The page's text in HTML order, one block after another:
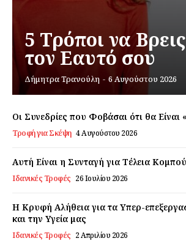
Εγγραφείτε τώρα!
Daily Food
Αποποίηση Ευθυνών
Ο λογαριασμός μου
5 Τρόποι να
τον Εαυτό σου
Δήμητρα Τρανούλη - 6 Αυγούστου 2026
Οι Συνεδρίες που Φοβάσαι ότι θα
Τροφή για Σκέψη 4 Αυγούστου 2026
Αυτή Είναι η Συνταγή για Τέλεια
Ιδανικές Τροφές 26 Ιουλίου 2026
Η Κρυφή Αλήθεια για τα Υπερ-
και την Υγεία μας
Ιδανικές Τροφές 2 Απριλίου 2026